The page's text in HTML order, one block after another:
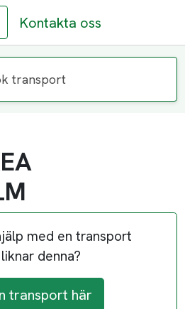
Kontakta oss
transport
med en transport
denna?
transport här